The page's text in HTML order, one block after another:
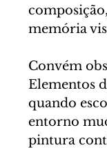
memória
Convém
Elementos
quando
entorno
pintura